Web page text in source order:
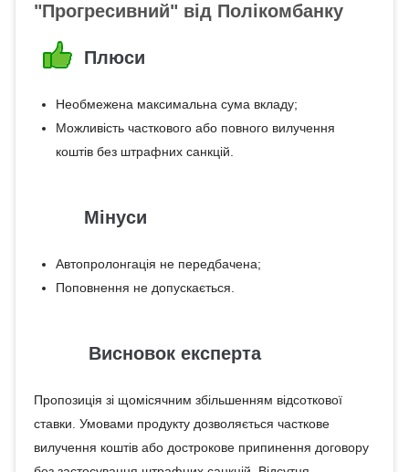
"Прогресивний" від Полікомбанку
Плюси
Необмежена максимальна сума вкладу;
Можливість часткового або повного вилучення
коштів без штрафних санкцій.
Мінуси
Автопролонгація не передбачена;
Поповнення не допускається.
Висновок експерта
Пропозиція зі щомісячним збільшенням відсоткової
ставки. Умовами продукту дозволяється часткове
вилучення коштів або дострокове припинення договору